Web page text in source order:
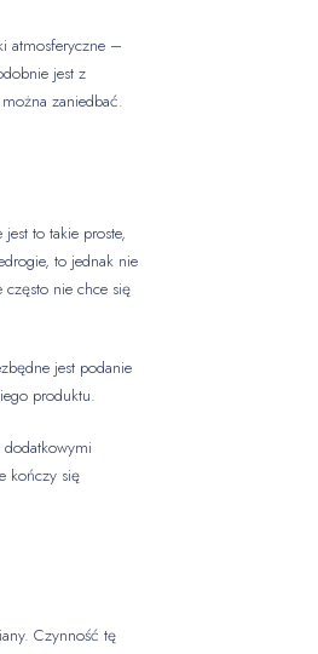
atmosferyczne –
jest z
zaniedbać.
to takie proste,
to jednak nie
nie chce się
jest podanie
produktu.
kończy się
Czynność tę